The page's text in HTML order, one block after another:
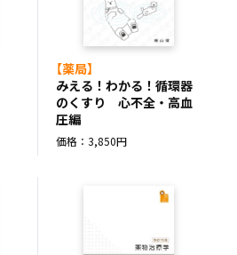
【薬局】
みえる！わかる！循環器
のくすり 心不全・高血
圧編
価格：3,850円